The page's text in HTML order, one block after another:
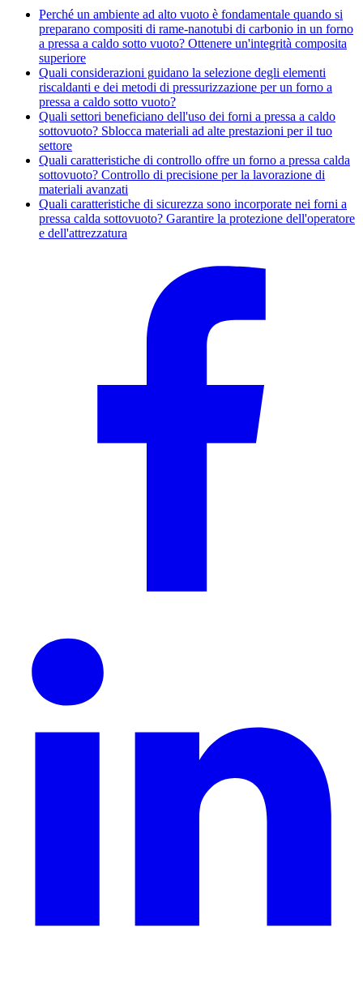
Perché un ambiente ad alto vuoto è fondamentale quando si
preparano compositi di rame-nanotubi di carbonio in un forno
a pressa a caldo sotto vuoto? Ottenere un'integrità composita
superiore
Quali considerazioni guidano la selezione degli elementi
riscaldanti e dei metodi di pressurizzazione per un forno a
pressa a caldo sotto vuoto?
Quali settori beneficiano dell'uso dei forni a pressa a caldo
sottovuoto? Sblocca materiali ad alte prestazioni per il tuo
settore
Quali caratteristiche di controllo offre un forno a pressa calda
sottovuoto? Controllo di precisione per la lavorazione di
materiali avanzati
Quali caratteristiche di sicurezza sono incorporate nei forni a
pressa calda sottovuoto? Garantire la protezione dell'operatore
e dell'attrezzatura